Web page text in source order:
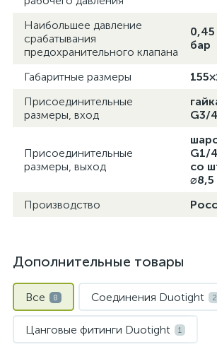
Наибольшее давление
срабатывания
предохранительного клапана
бар
Габаритные размеры
Присоединительные
размеры, вход
G3/4
Присоединительные
размеры, выход
G1/4
со
Производство
Дополнительные товары
Все 8 Соединения Duotight 2
Цанговые фитинги Duotight 1